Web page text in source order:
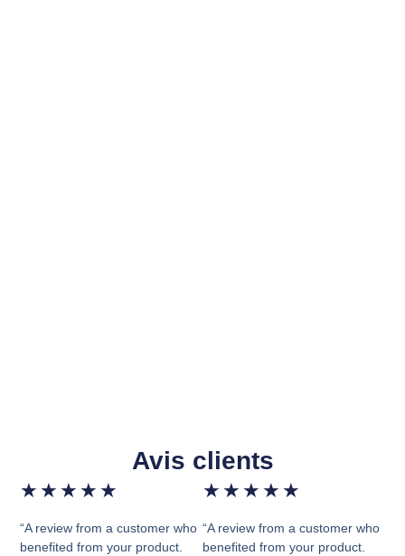
Avis clients
★ ★ ★ ★ ★
“A review from a customer who
benefited from your product.
★ ★ ★ ★ ★
“A review from a customer who
benefited from your product.